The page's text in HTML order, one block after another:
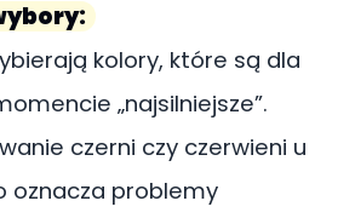
kolory, które są dla
„najsilniejsze”.
czerni czy czerwieni u
oznacza problemy